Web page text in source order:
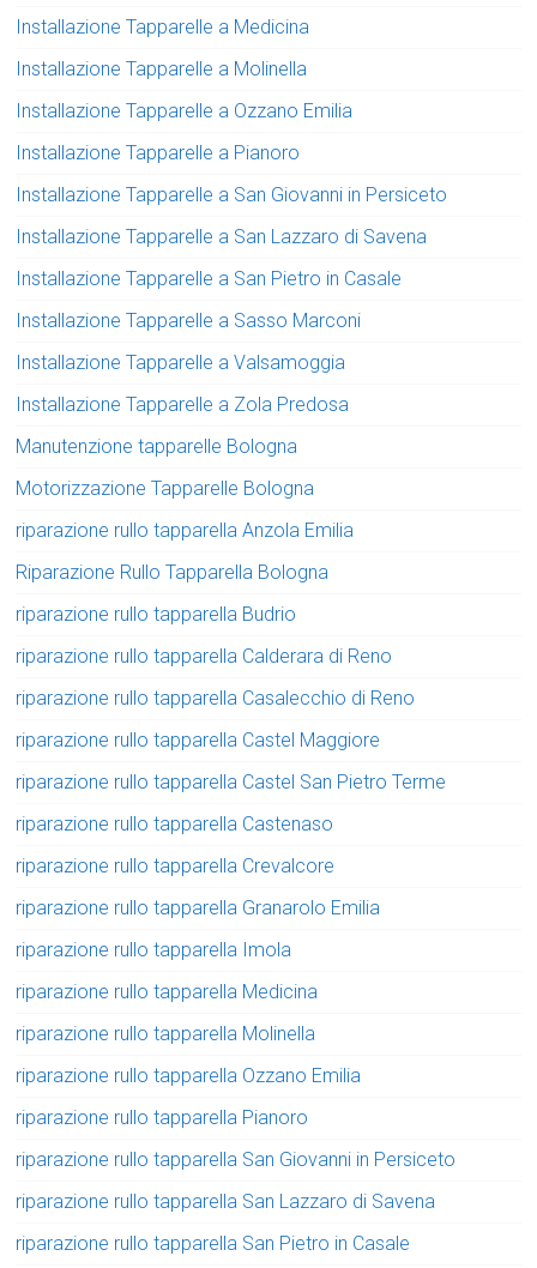
Installazione Tapparelle a Medicina
Installazione Tapparelle a Molinella
Installazione Tapparelle a Ozzano Emilia
Installazione Tapparelle a Pianoro
Installazione Tapparelle a San Giovanni in Persiceto
Installazione Tapparelle a San Lazzaro di Savena
Installazione Tapparelle a San Pietro in Casale
Installazione Tapparelle a Sasso Marconi
Installazione Tapparelle a Valsamoggia
Installazione Tapparelle a Zola Predosa
Manutenzione tapparelle Bologna
Motorizzazione Tapparelle Bologna
riparazione rullo tapparella Anzola Emilia
Riparazione Rullo Tapparella Bologna
riparazione rullo tapparella Budrio
riparazione rullo tapparella Calderara di Reno
riparazione rullo tapparella Casalecchio di Reno
riparazione rullo tapparella Castel Maggiore
riparazione rullo tapparella Castel San Pietro Terme
riparazione rullo tapparella Castenaso
riparazione rullo tapparella Crevalcore
riparazione rullo tapparella Granarolo Emilia
riparazione rullo tapparella Imola
riparazione rullo tapparella Medicina
riparazione rullo tapparella Molinella
riparazione rullo tapparella Ozzano Emilia
riparazione rullo tapparella Pianoro
riparazione rullo tapparella San Giovanni in Persiceto
riparazione rullo tapparella San Lazzaro di Savena
riparazione rullo tapparella San Pietro in Casale